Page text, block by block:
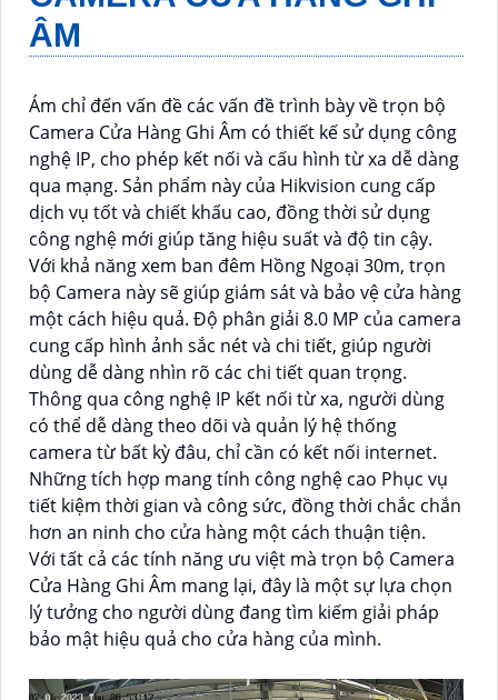
ÂM
Ám chỉ đến vấn đề các vấn đề trình bày về trọn bộ
Camera Cửa Hàng Ghi Âm có thiết kế sử dụng công
nghệ IP, cho phép kết nối và cấu hình từ xa dễ dàng
qua mạng. Sản phẩm này của Hikvision cung cấp
dịch vụ tốt và chiết khấu cao, đồng thời sử dụng
công nghệ mới giúp tăng hiệu suất và độ tin cậy.
Với khả năng xem ban đêm Hồng Ngoại 30m, trọn
bộ Camera này sẽ giúp giám sát và bảo vệ cửa hàng
một cách hiệu quả. Độ phân giải 8.0 MP của camera
cung cấp hình ảnh sắc nét và chi tiết, giúp người
dùng dễ dàng nhìn rõ các chi tiết quan trọng.
Thông qua công nghệ IP kết nối từ xa, người dùng
có thể dễ dàng theo dõi và quản lý hệ thống
camera từ bất kỳ đâu, chỉ cần có kết nối internet.
Những tích hợp mang tính công nghệ cao Phục vụ
tiết kiệm thời gian và công sức, đồng thời chắc chắn
hơn an ninh cho cửa hàng một cách thuận tiện.
Với tất cả các tính năng ưu việt mà trọn bộ Camera
Cửa Hàng Ghi Âm mang lại, đây là một sự lựa chọn
lý tưởng cho người dùng đang tìm kiếm giải pháp
bảo mật hiệu quả cho cửa hàng của mình.